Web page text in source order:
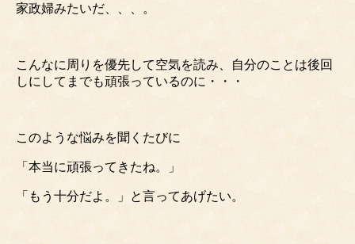
家政婦みたいだ、、、。
こんなに周りを優先して空気を読み、自分のことは後回
しにしてまでも頑張っているのに・・・
このような悩みを聞くたびに
「本当に頑張ってきたね。」
「もう十分だよ。」と言ってあげたい。